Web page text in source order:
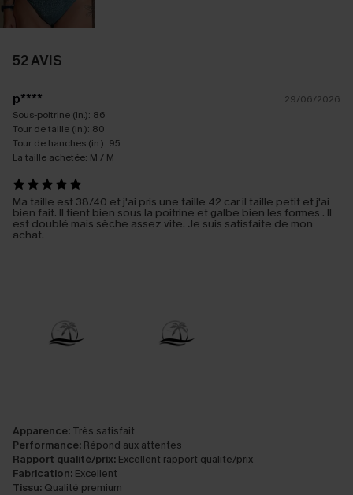
52 AVIS
p****
29/06/2026
Sous-poitrine (in.): 86
Tour de taille (in.): 80
Tour de hanches (in.): 95
La taille achetée: M / M
Ma taille est 38/40 et j'ai pris une taille 42 car il taille petit et j'ai
bien fait. Il tient bien sous la poitrine et galbe bien les formes . Il
est doublé mais sèche assez vite. Je suis satisfaite de mon
achat.
Apparence: Très satisfait
Performance: Répond aux attentes
Rapport qualité/prix: Excellent rapport qualité/prix
Fabrication: Excellent
Tissu: Qualité premium